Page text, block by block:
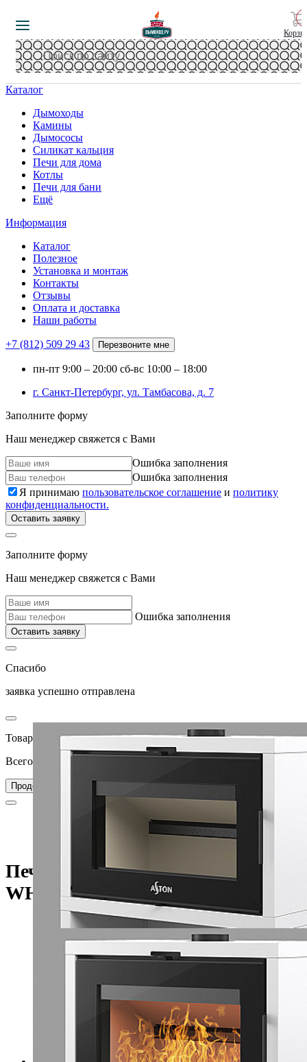
Каталог
Дымоходы
Камины
Дымососы
Силикат кальция
Печи для дома
Котлы
Печи для бани
Ещё
Информация
Каталог
Полезное
Установка и монтаж
Контакты
Отзывы
Оплата и доставка
Наши работы
+7 (812) 509 29 43 Перезвоните мне
пн-пт 9:00 – 20:00 сб-вс 10:00 – 18:00
г. Санкт-Петербург, ул. Тамбасова, д. 7
Заполните форму
Наш менеджер свяжется с Вами
Ошибка заполнения
Ошибка заполнения
Я принимаю пользовательское соглашение и политику
конфиденциальности.
Оставить заявку
Заполните форму
Наш менеджер свяжется с Вами
Ошибка заполнения
Оставить заявку
Спасибо
заявка успешно отправлена
Товар добавлен в корзину
Всего товаров в вашей корзине –0
Продолжить покупки Перейти в корзину
Печи-камины
Печь-камин ASTON SENATOR
WHITE